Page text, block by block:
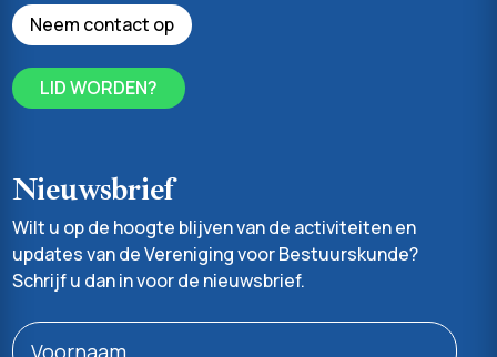
Neem contact op
LID WORDEN?
Nieuwsbrief
Wilt u op de hoogte blijven van de activiteiten en
updates van de Vereniging voor Bestuurskunde?
Schrijf u dan in voor de nieuwsbrief.